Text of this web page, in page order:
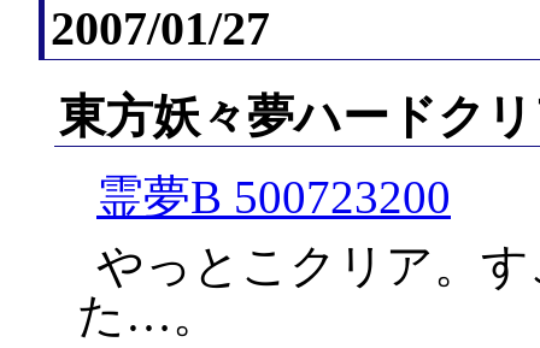
2007/01/27
東方妖々夢ハードク
霊夢B 500723200
やっとこクリア。
た…。